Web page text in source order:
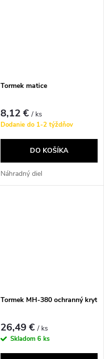
Tormek matice
8,12 €/ ks
Dodanie do 1-2 týždňov
DO KOŠÍKA
Náhradný diel
Tormek MH-380 ochranný kryt
26,49 €/ ks
Skladom 6 ks